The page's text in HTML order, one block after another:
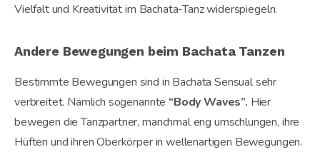
Vielfalt und Kreativität im Bachata-Tanz widerspiegeln.
Andere Bewegungen beim Bachata Tanzen
Bestimmte Bewegungen sind in Bachata Sensual sehr
verbreitet. Nämlich sogenannte “Body Waves”. Hier
bewegen die Tanzpartner, manchmal eng umschlungen, ihre
Hüften und ihren Oberkörper in wellenartigen Bewegungen.